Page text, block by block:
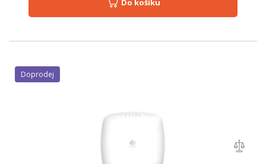
Do košíku
Doprodej